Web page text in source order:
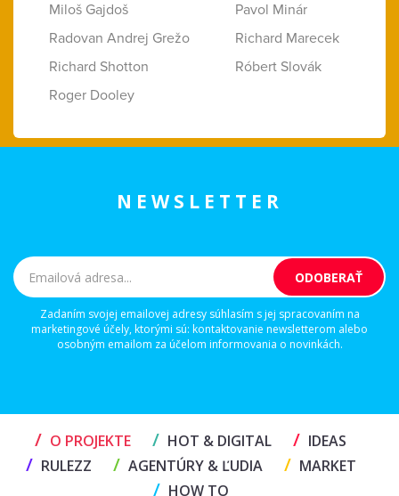
Miloš Gajdoš
Pavol Minár
Radovan Andrej Grežo
Richard Marecek
Richard Shotton
Róbert Slovák
Roger Dooley
NEWSLETTER
Zadaním svojej emailovej adresy súhlasím s jej spracovaním na
marketingové účely, ktorými sú: kontaktovanie newsletterom alebo
osobným emailom za účelom informovania o novinkách.
/ O PROJEKTE / HOT & DIGITAL / IDEAS
/ RULEZZ / AGENTÚRY & ĽUDIA / MARKET
/ HOW TO